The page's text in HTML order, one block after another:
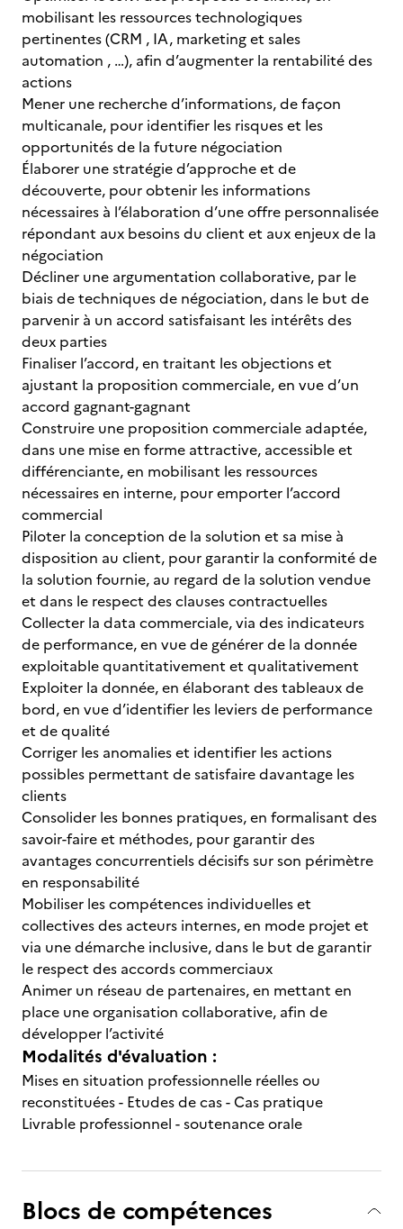
mobilisant les ressources technologiques
pertinentes (CRM , IA, marketing et sales
automation , …), afin d’augmenter la rentabilité des
actions
Mener une recherche d’informations, de façon
multicanale, pour identifier les risques et les
opportunités de la future négociation
Élaborer une stratégie d’approche et de
découverte, pour obtenir les informations
nécessaires à l’élaboration d’une offre personnalisée
répondant aux besoins du client et aux enjeux de la
négociation
Décliner une argumentation collaborative, par le
biais de techniques de négociation, dans le but de
parvenir à un accord satisfaisant les intérêts des
deux parties
Finaliser l’accord, en traitant les objections et
ajustant la proposition commerciale, en vue d’un
accord gagnant-gagnant
Construire une proposition commerciale adaptée,
dans une mise en forme attractive, accessible et
différenciante, en mobilisant les ressources
nécessaires en interne, pour emporter l’accord
commercial
Piloter la conception de la solution et sa mise à
disposition au client, pour garantir la conformité de
la solution fournie, au regard de la solution vendue
et dans le respect des clauses contractuelles
Collecter la data commerciale, via des indicateurs
de performance, en vue de générer de la donnée
exploitable quantitativement et qualitativement
Exploiter la donnée, en élaborant des tableaux de
bord, en vue d’identifier les leviers de performance
et de qualité
Corriger les anomalies et identifier les actions
possibles permettant de satisfaire davantage les
clients
Consolider les bonnes pratiques, en formalisant des
savoir-faire et méthodes, pour garantir des
avantages concurrentiels décisifs sur son périmètre
en responsabilité
Mobiliser les compétences individuelles et
collectives des acteurs internes, en mode projet et
via une démarche inclusive, dans le but de garantir
le respect des accords commerciaux
Animer un réseau de partenaires, en mettant en
place une organisation collaborative, afin de
développer l’activité
Modalités d'évaluation :
Mises en situation professionnelle réelles ou
reconstituées - Etudes de cas - Cas pratique
Livrable professionnel - soutenance orale
Blocs de compétences